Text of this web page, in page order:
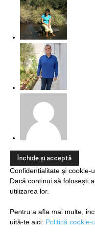
Confidențialitate și cookie-
Dacă continui să folosești
utilizarea lor.
Pentru a afla mai multe,
uită-te aici: Politică cookie-